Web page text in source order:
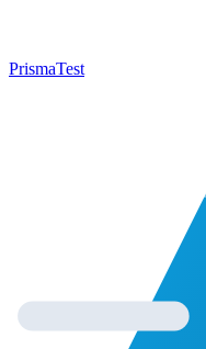
PrismaTest